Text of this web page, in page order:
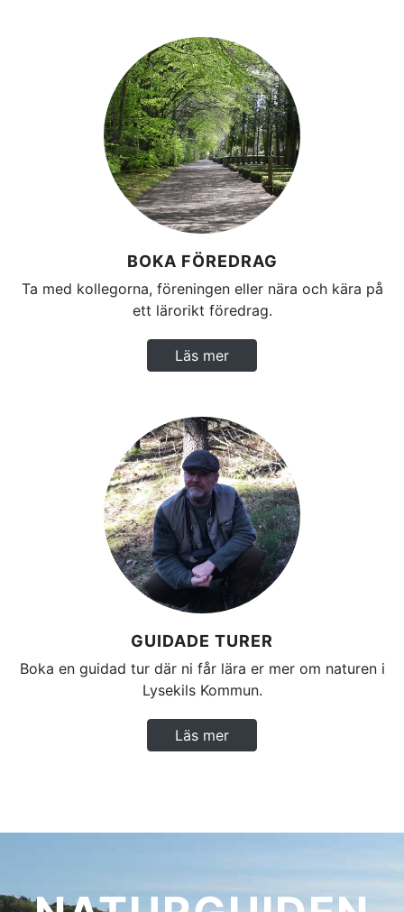
BOKA FÖREDRAG
Ta med kollegorna, föreningen eller nära och kära på
ett lärorikt föredrag.
Läs mer
GUIDADE TURER
Boka en guidad tur där ni får lära er mer om naturen i
Lysekils Kommun.
Läs mer